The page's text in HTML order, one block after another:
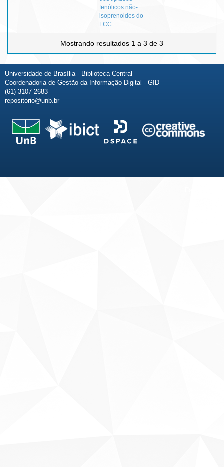
fenólicos não-
isoprenoides do
LCC
Mostrando resultados 1 a 3 de 3
Universidade de Brasília - Biblioteca Central
Coordenadoria de Gestão da Informação Digital - GID
(61) 3107-2683
repositorio@unb.br